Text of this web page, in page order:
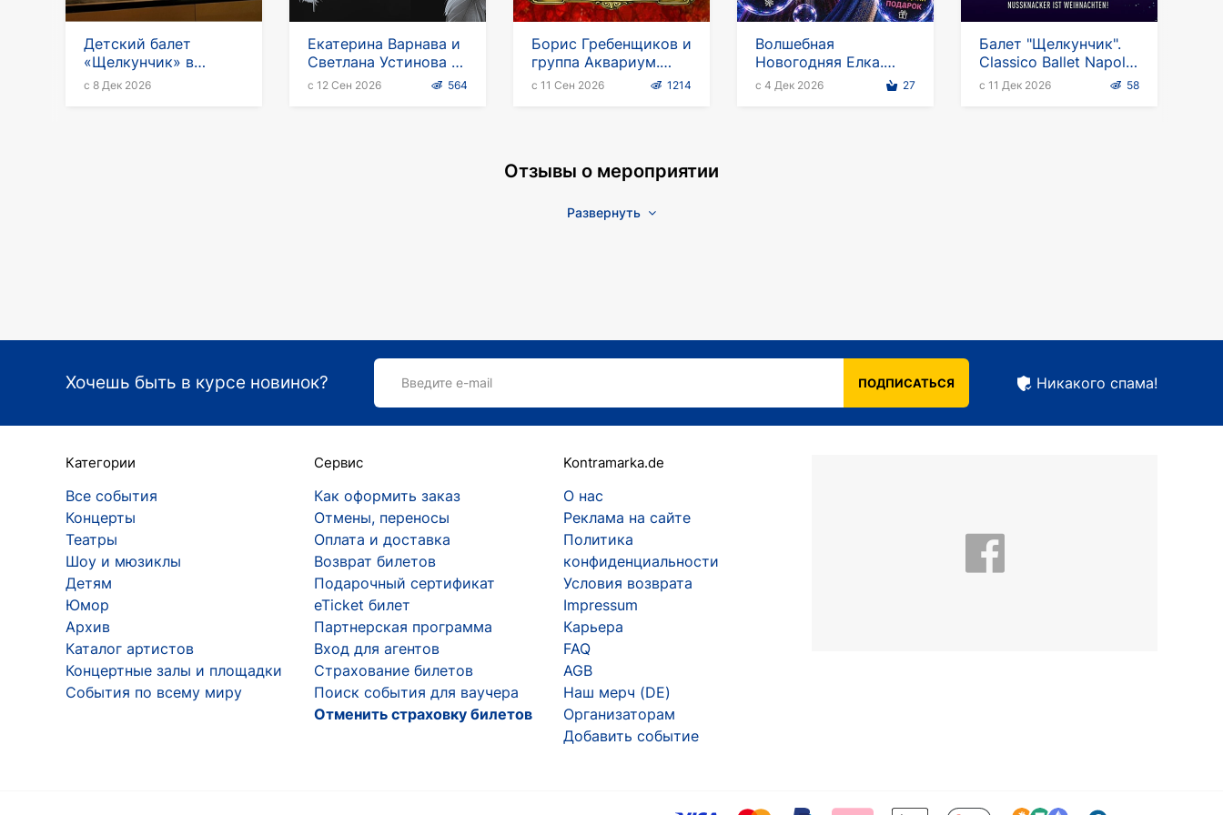
Детский балет
«Щелкунчик» в
Германии
с 8 Дек 2026
Екатерина Варнава и
Светлана Устинова в
спектакле "Шанель
с 12 Сен 2026 564
Борис Гребенщиков и
группа Аквариум.
Европейский тур
с 11 Сен 2026 1214
Волшебная
Новогодняя Елка.
Новый год в стране
с 4 Дек 2026 27
Балет "Щелкунчик".
Classico Ballet Napoli
2026-2027
с 11 Дек 2026 58
Отзывы о мероприятии
Развернуть
Хочешь быть в курсе новинок? Введите e-mail ПОДПИСАТЬСЯ Никакого спама!
Категории
Все события
Концерты
Театры
Шоу и мюзиклы
Детям
Юмор
Архив
Каталог артистов
Концертные залы и площадки
События по всему миру
Сервис
Как оформить заказ
Отмены, переносы
Оплата и доставка
Возврат билетов
Подарочный сертификат
eTicket билет
Партнерская программа
Вход для агентов
Страхование билетов
Поиск события для ваучера
Отменить страховку билетов
Kontramarka.de
О нас
Реклама на сайте
Политика
конфиденциальности
Условия возврата
Impressum
Карьера
FAQ
AGB
Наш мерч (DE)
Организаторам
Добавить событие